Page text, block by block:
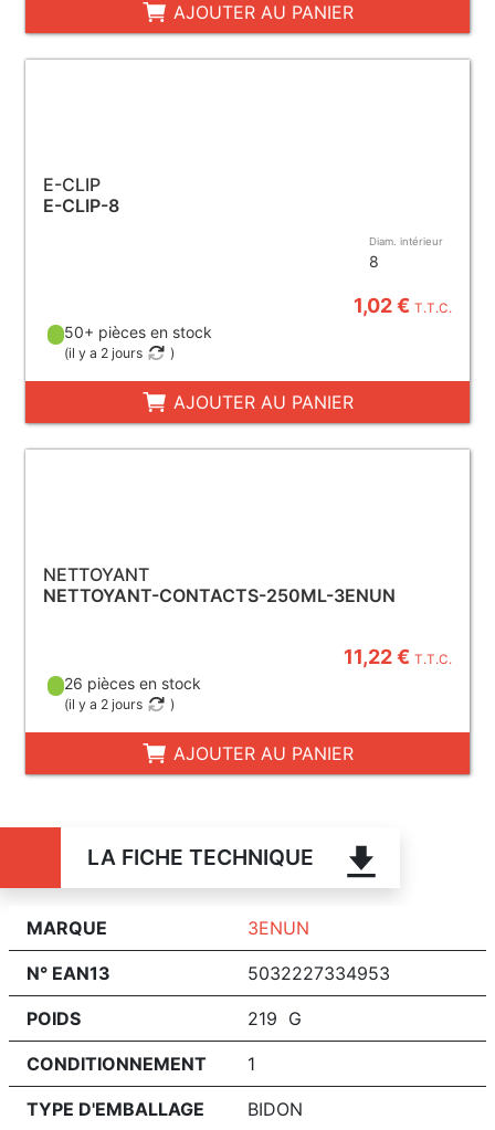
AJOUTER AU PANIER
E-CLIP
E-CLIP-8
Diam. intérieur
8
1,02 €T.T.C.
50+ pièces en stock
(il y a 2 jours )
AJOUTER AU PANIER
NETTOYANT
NETTOYANT-CONTACTS-250ML-3ENUN
11,22 €T.T.C.
26 pièces en stock
(il y a 2 jours )
AJOUTER AU PANIER
LA FICHE TECHNIQUE
MARQUE 3ENUN
N° EAN13 5032227334953
POIDS 219 G
CONDITIONNEMENT 1
TYPE D'EMBALLAGE BIDON